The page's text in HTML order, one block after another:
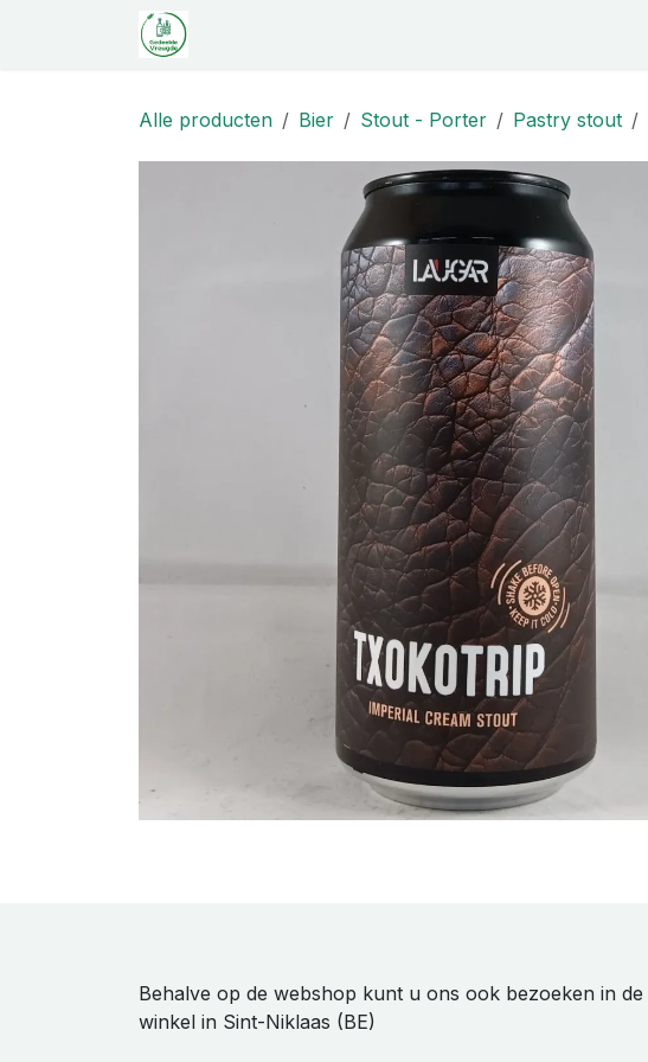
Overslaan naar inhoud
Alle producten Bier Stout - Porter Pastry stout
Behalve op de webshop kunt u ons ook bezoeken in de
winkel in Sint-Niklaas (BE)